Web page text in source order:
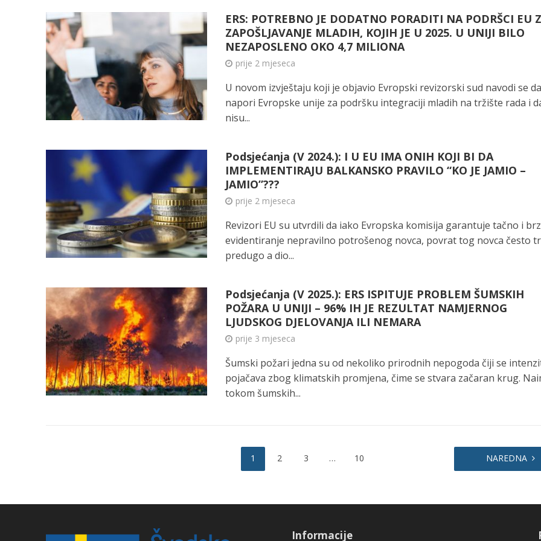
ERS: POTREBNO JE DODATNO PORADITI NA PODRŠCI EU
ZAPOŠLJAVANJE MLADIH, KOJIH JE U 2025. U UNIJI BILO
NEZAPOSLENO OKO 4,7 MILIONA
prije 2 mjeseca
U novom izvještaju koji je objavio Evropski revizorski sud navodi se da
napori Evropske unije za podršku integraciji mladih na tržište rada i
nisu...
Podsjećanja (V 2024.): I U EU IMA ONIH KOJI BI DA
IMPLEMENTIRAJU BALKANSKO PRAVILO “KO JE JAMIO –
JAMIO”???
prije 2 mjeseca
Revizori EU su utvrdili da iako Evropska komisija garantuje tačno i
evidentiranje nepravilno potrošenog novca, povrat tog novca često
predugo a dio...
Podsjećanja (V 2025.): ERS ISPITUJE PROBLEM ŠUMSKIH
POŽARA U UNIJI – 96% IH JE REZULTAT NAMJERNOG
LJUDSKOG DJELOVANJA ILI NEMARA
prije 3 mjeseca
Šumski požari jedna su od nekoliko prirodnih nepogoda čiji se
pojačava zbog klimatskih promjena, čime se stvara začaran krug.
tokom šumskih...
1 2 3 … 10 NAREDNA
Informacije